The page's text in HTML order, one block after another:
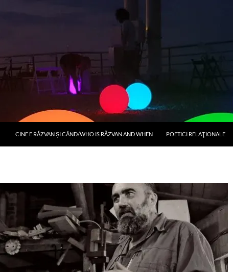
CINE E RĂZVAN ȘI CÂND/WHO IS RĂZVAN AND WHEN POETICI RELAŢIONALE